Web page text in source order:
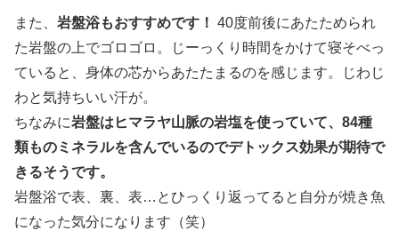
また、 岩盤浴もおすすめです！ 40度前後にあたためられ
た岩盤の上でゴロゴロ。じーっくり時間をかけて寝そべっ
ていると、身体の芯からあたたまるのを感じます。じわじ
わと気持ちいい汗が。
ちなみに岩盤はヒマラヤ山脈の岩塩を使っていて、84種
類ものミネラルを含んでいるのでデトックス効果が期待で
きるそうです。
岩盤浴で表、裏、表…とひっくり返ってると自分が焼き魚
になった気分になります（笑）